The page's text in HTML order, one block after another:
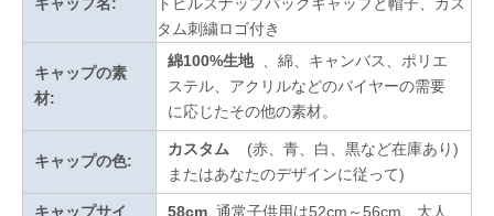
タム刺繍ロゴ付き
キャップの素
材:
綿100%生地
、綿、キャンバス、ポリエ
ステル、アクリルなどのバイヤーの需要
に応じたその他の素材。
キャップの色:
カスタム
(赤、青、白、黒など在庫あり)
またはあなたのデザインに従って)
キャップサイ
58cm , 通常子供用は52cm～56cm、大人